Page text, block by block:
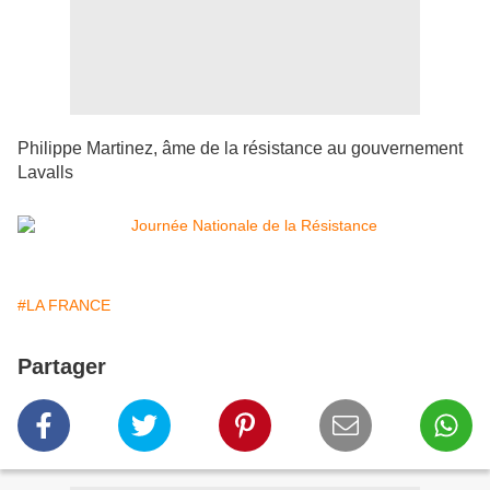
Philippe Martinez, âme de la résistance au gouvernement
Lavalls
#LA FRANCE
Partager